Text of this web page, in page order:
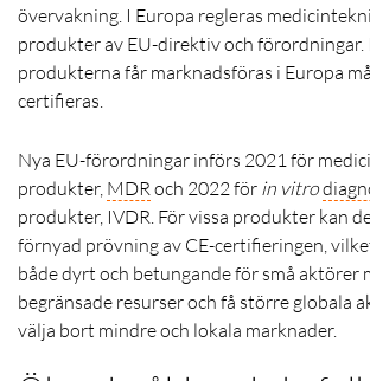
övervakning. I Europa regleras
produkter av EU-direktiv och förordningar.
produkterna får marknadsföras i Europa
certifieras.
Nya EU-förordningar införs 2021 för
produkter, MDR och 2022 för in vitro
produkter, IVDR. För vissa produkter kan
förnyad prövning av CE-certifieringen,
både dyrt och betungande för små aktörer
begränsade resurser och få större globala
välja bort mindre och lokala marknader.